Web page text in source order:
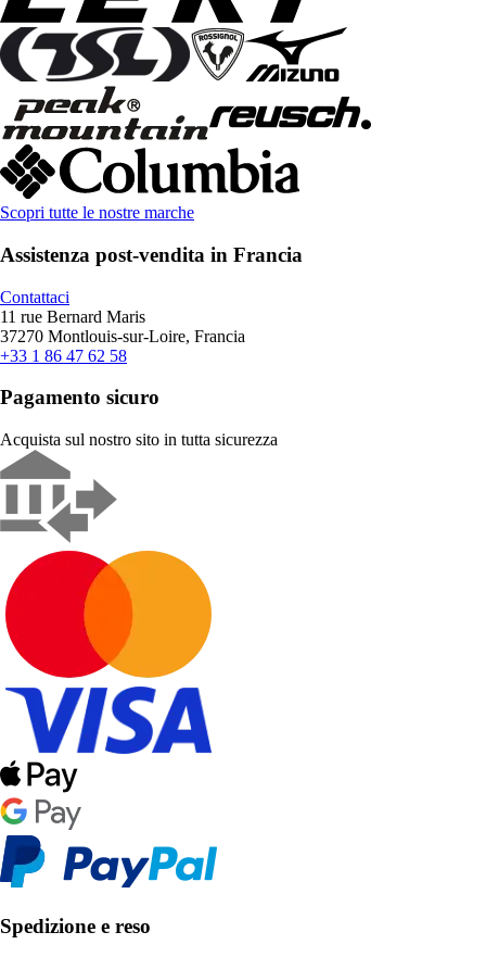
Scopri tutte le nostre marche
Assistenza post-vendita in Francia
Contattaci
11 rue Bernard Maris
37270 Montlouis-sur-Loire, Francia
+33 1 86 47 62 58
Pagamento sicuro
Acquista sul nostro sito in tutta sicurezza
Spedizione e reso